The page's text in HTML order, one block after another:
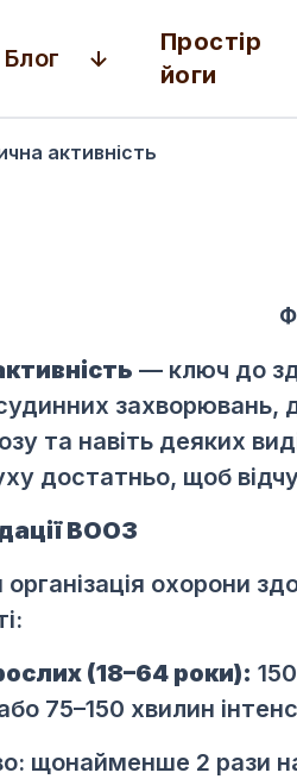
Блог
Простір
йоги
активність
— ключ до
захворювань,
та навіть деяких
достатньо, щоб
ВООЗ
організація охорони
(18–64 роки):
75–150 хвилин
щонайменше 2 рази